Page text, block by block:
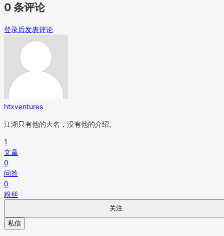
0 条评论
登录后发表评论
htxventures
江湖只有他的大名，没有他的介绍。
1
文章
0
问答
0
粉丝
关注
私信